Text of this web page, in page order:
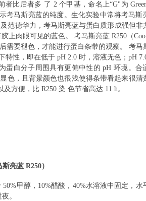
者比后者多 了 2 个甲基，命名上“G"为
考马斯亮蓝的纯度。生化实验中常将考马斯
范德华力，考马斯亮蓝与蛋白质形成强但非
上肉眼可见的蓝色。 考马斯亮蓝 R250 （
需要褪色，才能进行蛋白条带的观察。 考马
特性，即在低于 pH 2.0 时，溶液无色； pH
蛋白分子周围具有更偏中性的pH 环境。合
色，且背景颜色也很浅使得条带看起来很清
及方便，比 R250 染 色节省高达 11 h。
亮蓝 R250）
50%甲醇， 10%醋酸， 40%水溶液中固定，水
。